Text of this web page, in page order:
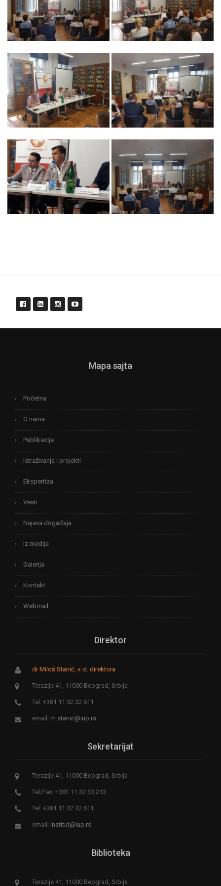
Mapa sajta
Početna
O nama
Publikacije
Istraživanja i projekti
Ekspertiza
Vesti
Najava događaja
Iz medija
Galerija
Kontakt
Webmail
Direktor
dr Miloš Stanić, v. d. direktora
Terazije 41, 11000 Beograd, Srbija
Tel: +381 11 32 32 611
email: m.stanic@iup.rs
Sekretarijat
Terazije 41, 11000 Beograd, Srbija
Tel/Fax: +381 11 32 33 213
Tel: +381 11 32 32 611
email: institut@iup.rs
Biblioteka
Terazije 41, 11000 Beograd, Srbija